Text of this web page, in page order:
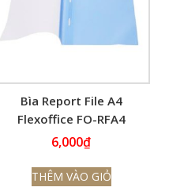
Bìa Report File A4
Flexoffice FO-RFA4
6,000₫
THÊM VÀO GIỎ